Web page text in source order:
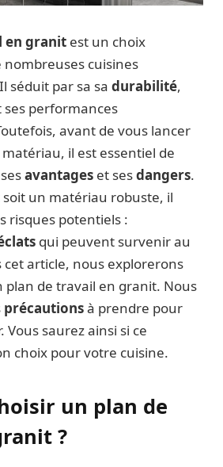
en granit est un choix
cuisines
séduit par sa sa durabilité,
ses performances
avant de vous lancer
matériau, il est essentiel de
avantages et sesdangers.
un matériau robuste, il
risques potentiels :
qui peuvent survenir au
cet article, nous explorerons
plan de travail en granit. Nous
précautionsà prendre pour
saurez ainsi si ce
choix pour votre cuisine.
un plan de
?